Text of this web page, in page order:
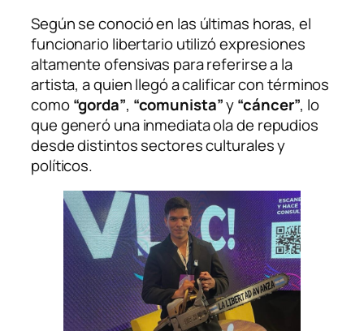
Según se conoció en las últimas horas, el
funcionario libertario utilizó expresiones
altamente ofensivas para referirse a la
artista, a quien llegó a calificar con términos
como“gorda”, “comunista”y“cáncer”, lo
que generó una inmediata ola de repudios
desde distintos sectores culturales y
políticos.